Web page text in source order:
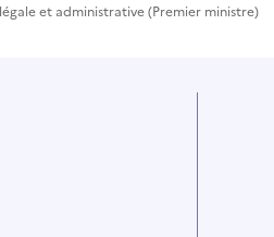
et administrative (Premier ministre)